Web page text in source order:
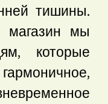
тишины.
магазин мы
которые